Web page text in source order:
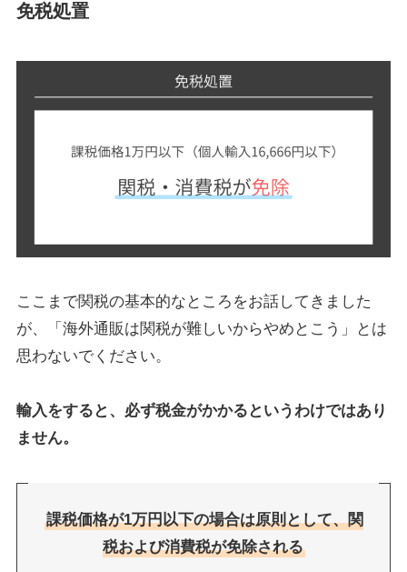
免税処置
ここまで関税の基本的なところをお話してきました
が、「海外通販は関税が難しいからやめとこう」とは
思わないでください。
輸入をすると、必ず税金がかかるというわけではあり
ません。
課税価格が1万円以下の場合は原則として、関
税および消費税が免除される